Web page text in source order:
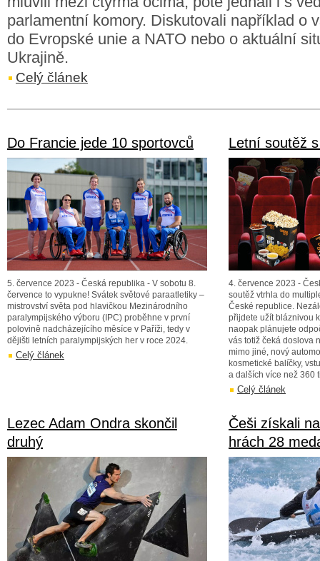
parlamentní komory. Diskutovali například o
do Evropské unie a NATO nebo o aktuální
Ukrajině.
Celý článek
Do Francie jede 10 sportovců
5. července 2023 - Česká republika - V sobotu 8.
července to vypukne! Svátek světové paraatletiky –
mistrovství světa pod hlavičkou Mezinárodního
paralympijského výboru (IPC) proběhne v první
polovině nadcházejícího měsíce v Paříži, tedy v
dějišti letních paralympijských her v roce 2024.
Celý článek
Letní soutěž
4. července 2023 -
soutěž vtrhla do
České republice.
přijdete užít bláznivou
naopak plánujete
vás totiž čeká doslova
mimo jiné, nový
kosmetické balíčky,
a dalších více než 360
Celý článek
Lezec Adam Ondra skončil
druhý
Češi získali
hrách 28